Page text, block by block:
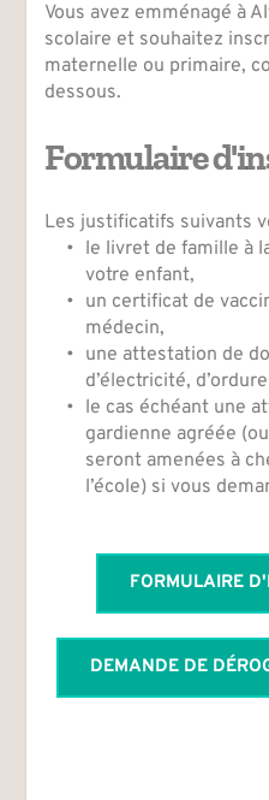
Vous avez emménagé à
scolaire et souhaitez
maternelle ou primaire,
dessous.
Formulaire
Les justificatifs suivants
le livret de famille à
votre enfant,
un certificat de
médecin,
une attestation de
d’électricité,
le cas échéant une
gardienne agréée
seront amenées à
l’école) si vous
FORMULAIRE
DEMANDE DE